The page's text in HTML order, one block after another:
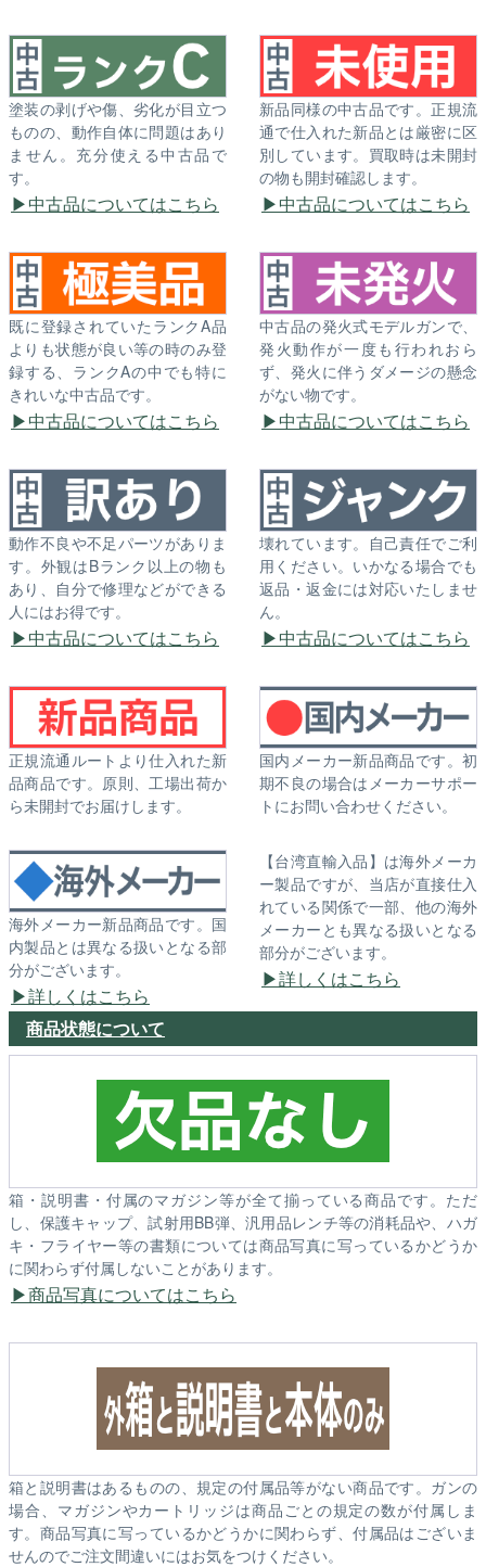
塗装の剥げや傷、劣化が目立つ
ものの、動作自体に問題はあり
ません。充分使える中古品で
す。
中古品についてはこちら
新品同様の中古品です。正規流
通で仕入れた新品とは厳密に区
別しています。買取時は未開封
の物も開封確認します。
中古品についてはこちら
既に登録されていたランクA品
よりも状態が良い等の時のみ登
録する、ランクAの中でも特に
きれいな中古品です。
中古品についてはこちら
中古品の発火式モデルガンで、
発火動作が一度も行われおら
ず、発火に伴うダメージの懸念
がない物です。
中古品についてはこちら
動作不良や不足パーツがありま
す。外観はBランク以上の物も
あり、自分で修理などができる
人にはお得です。
中古品についてはこちら
壊れています。自己責任でご利
用ください。いかなる場合でも
返品・返金には対応いたしませ
ん。
中古品についてはこちら
正規流通ルートより仕入れた新
品商品です。原則、工場出荷か
ら未開封でお届けします。
国内メーカー新品商品です。初
期不良の場合はメーカーサポー
トにお問い合わせください。
海外メーカー新品商品です。国
内製品とは異なる扱いとなる部
分がございます。
詳しくはこちら
【台湾直輸入品】は海外メーカ
ー製品ですが、当店が直接仕入
れている関係で一部、他の海外
メーカーとも異なる扱いとなる
部分がございます。
詳しくはこちら
商品状態について
箱・説明書・付属のマガジン等が全て揃っている商品です。ただ
し、保護キャップ、試射用BB弾、汎用品レンチ等の消耗品や、ハガ
キ・フライヤー等の書類については商品写真に写っているかどうか
に関わらず付属しないことがあります。
商品写真についてはこちら
箱と説明書はあるものの、規定の付属品等がない商品です。ガンの
場合、マガジンやカートリッジは商品ごとの規定の数が付属しま
す。商品写真に写っているかどうかに関わらず、付属品はございま
せんのでご注文間違いにはお気をつけください。